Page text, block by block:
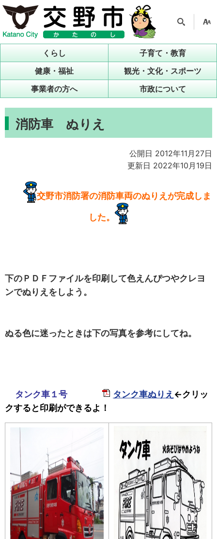
ル
くらし
子育て・教育
健康・福祉
観光・文化・スポーツ
事業者の方へ
市政について
消防車 ぬりえ
公開日 2012年11月27日
更新日 2022年10月19日
交野市消防署の消防車両のぬりえが完成しま
した。
下のＰＤＦファイルを印刷して色えんぴつやクレヨ
ンでぬりえをしよう。
ぬる色に迷ったときは下の写真を参考にしてね。
タンク車１号 タンク車ぬりえ ←クリッ
クすると印刷ができるよ！